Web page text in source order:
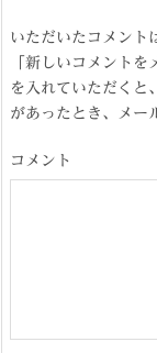
いただいたコメント
「新しいコメント
を入れていただくと
があったとき、メー
コメント